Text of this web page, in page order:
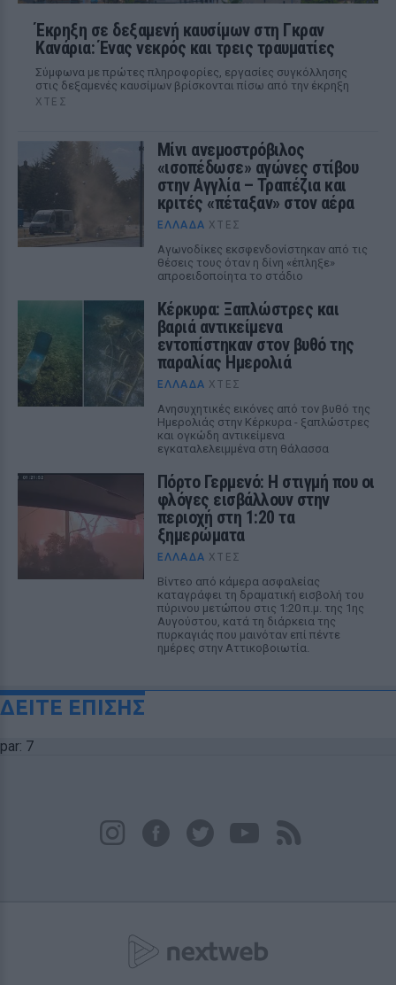
Έκρηξη σε δεξαμενή καυσίμων στη Γκραν
Κανάρια: Ένας νεκρός και τρεις τραυματίες
Σύμφωνα με πρώτες πληροφορίες, εργασίες συγκόλλησης
στις δεξαμενές καυσίμων βρίσκονται πίσω από την έκρηξη
ΧΤΕΣ
Μίνι ανεμοστρόβιλος
«ισοπέδωσε» αγώνες στίβου
στην Αγγλία – Τραπέζια και
κριτές «πέταξαν» στον αέρα
ΕΛΛΆΔΑ ΧΤΕΣ
Αγωνοδίκες εκσφενδονίστηκαν από τις
θέσεις τους όταν η δίνη «έπληξε»
απροειδοποίητα το στάδιο
Κέρκυρα: Ξαπλώστρες και
βαριά αντικείμενα
εντοπίστηκαν στον βυθό της
παραλίας Ημερολιά
ΕΛΛΆΔΑ ΧΤΕΣ
Ανησυχητικές εικόνες από τον βυθό της
Ημερολιάς στην Κέρκυρα - ξαπλώστρες
και ογκώδη αντικείμενα
εγκαταλελειμμένα στη θάλασσα
Πόρτο Γερμενό: Η στιγμή που οι
φλόγες εισβάλλουν στην
περιοχή στη 1:20 τα
ξημερώματα
ΕΛΛΆΔΑ ΧΤΕΣ
Βίντεο από κάμερα ασφαλείας
καταγράφει τη δραματική εισβολή του
πύρινου μετώπου στις 1:20 π.μ. της 1ης
Αυγούστου, κατά τη διάρκεια της
πυρκαγιάς που μαινόταν επί πέντε
ημέρες στην Αττικοβοιωτία.
ΔΕΙΤΕ ΕΠΙΣΗΣ
par: 7